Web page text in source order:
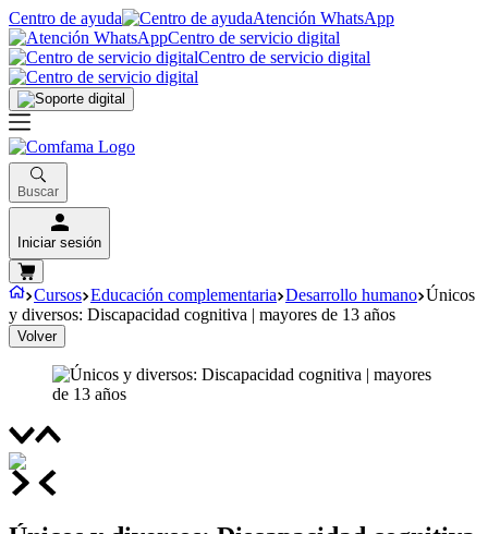
Centro de ayuda
Atención WhatsApp
Centro de servicio digital
Centro de servicio digital
Buscar
Iniciar sesión
Cursos Educación complementaria Desarrollo humano Únicos
y diversos: Discapacidad cognitiva | mayores de 13 años
Volver